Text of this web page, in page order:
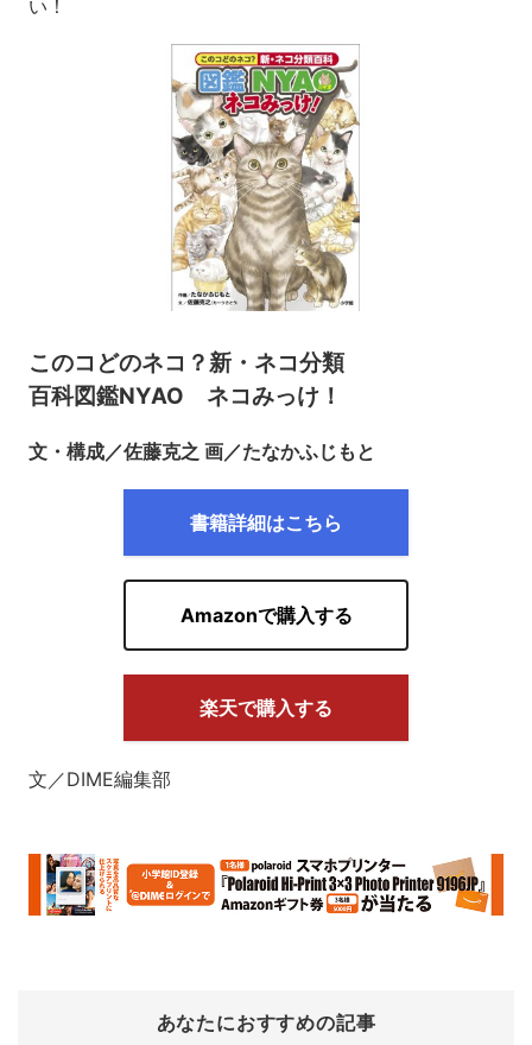
い！
このコどのネコ？新・ネコ分類
百科図鑑NYAO ネコみっけ！
文・構成／佐藤克之 画／たなかふじもと
書籍詳細はこちら
Amazonで購入する
楽天で購入する
文／DIME編集部
あなたにおすすめの記事